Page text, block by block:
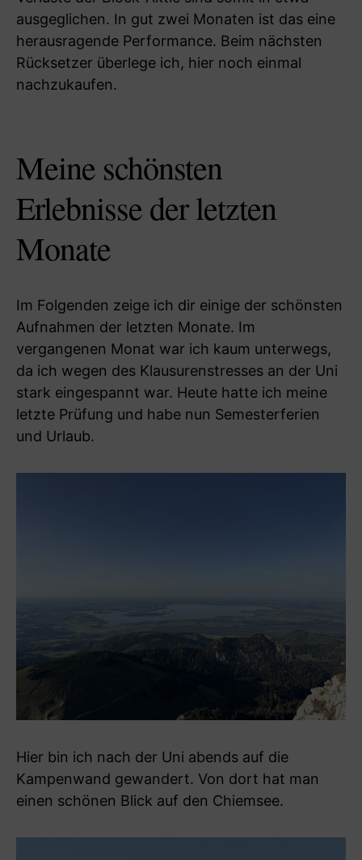
ausgeglichen. In gut zwei Monaten ist das eine
herausragende Performance. Beim nächsten
Rücksetzer überlege ich, hier noch einmal
nachzukaufen.
Meine schönsten
Erlebnisse der letzten
Monate
Im Folgenden zeige ich dir einige der schönsten
Aufnahmen der letzten Monate. Im
vergangenen Monat war ich kaum unterwegs,
da ich wegen des Klausurenstresses an der Uni
stark eingespannt war. Heute hatte ich meine
letzte Prüfung und habe nun Semesterferien
und Urlaub.
Hier bin ich nach der Uni abends auf die
Kampenwand gewandert. Von dort hat man
einen schönen Blick auf den Chiemsee.